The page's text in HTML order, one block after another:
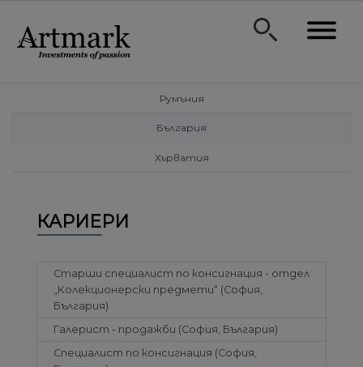
Румъния
България
Хърватия
КАРИЕРИ
Старши специалист по консигнация - отдел
„Колекционерски предмети“ (София,
България)
Галерист - продажби (София, България)
Специалист по консигнация (София,